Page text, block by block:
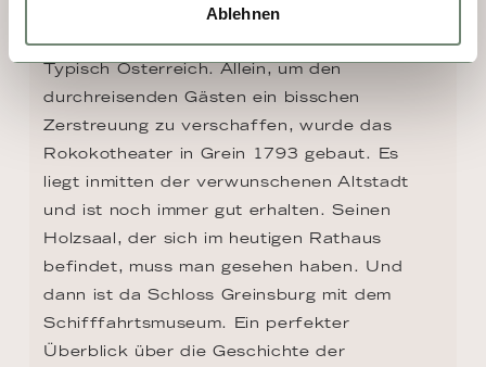
Ablehnen
TAG 2, 3 - GREIN
Typisch Österreich. Allein, um den
durchreisenden Gästen ein bisschen
Zerstreuung zu verschaffen, wurde das
Rokokotheater in Grein 1793 gebaut. Es
liegt inmitten der verwunschenen Altstadt
und ist noch immer gut erhalten. Seinen
Holzsaal, der sich im heutigen Rathaus
befindet, muss man gesehen haben. Und
dann ist da Schloss Greinsburg mit dem
Schifffahrtsmuseum. Ein perfekter
Überblick über die Geschichte der